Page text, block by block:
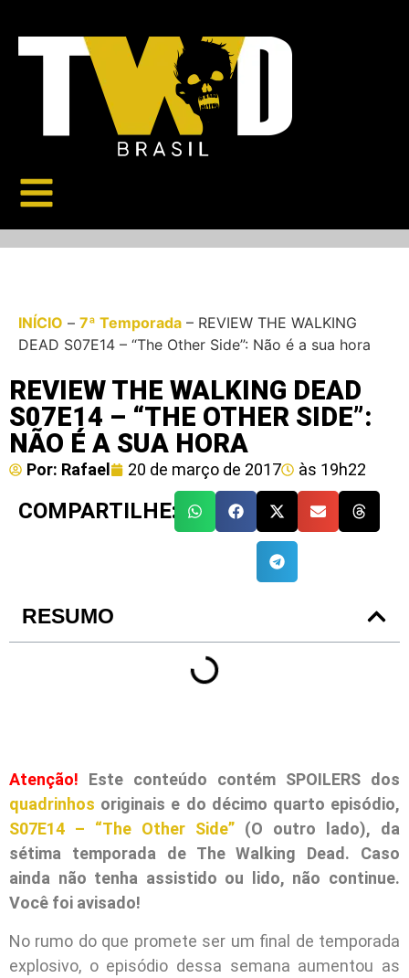
INÍCIO – 7ª Temporada – REVIEW THE WALKING
DEAD S07E14 – “The Other Side”: Não é a sua hora
REVIEW THE WALKING DEAD
S07E14 – “THE OTHER SIDE”:
NÃO É A SUA HORA
Por: Rafael 20 de março de 2017 às 19h22
COMPARTILHE:
RESUMO
Atenção! Este conteúdo contém SPOILERS dos
quadrinhos originais e do décimo quarto episódio,
S07E14 – “The Other Side” (O outro lado), da
sétima temporada de The Walking Dead. Caso
ainda não tenha assistido ou lido, não continue.
Você foi avisado!
No rumo do que promete ser um final de temporada
explosivo, o episódio dessa semana aumentou as